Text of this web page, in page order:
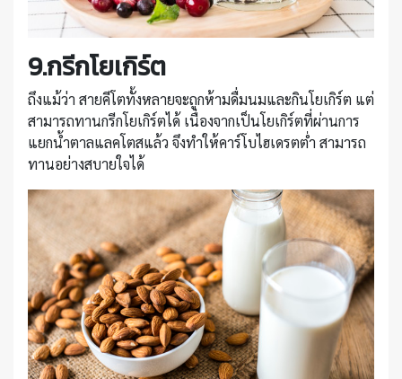
9.กรีกโยเกิร์ต
ถึงแม้ว่า สายคีโตทั้งหลายจะถูกห้ามดื่มนมและกินโยเกิร์ต แต่
สามารถทานกรีกโยเกิร์ตได้ เนื่องจากเป็นโยเกิร์ตที่ผ่านการ
แยกน้ำตาลแลคโตสแล้ว จึงทำให้คาร์โบไฮเดรตต่ำ สามารถ
ทานอย่างสบายใจได้